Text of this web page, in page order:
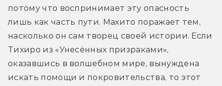
потому что воспринимает эту опасность
лишь как часть пути. Махито поражает тем,
насколько он сам творец своей истории. Если
Тихиро из «Унесённых призраками»,
оказавшись в волшебном мире, вынуждена
искать помощи и покровительства, то этот